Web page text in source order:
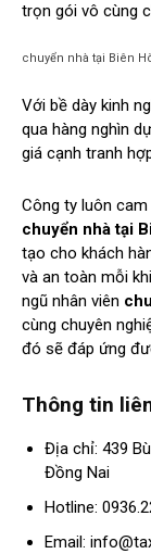
trọn gói vô cùng
chuyển nhà tại Biên
Với bề dày kinh
qua hàng nghìn
giá cạnh tranh
Công ty luôn
chuyển nhà tại
tạo cho khách
và an toàn mỗi
ngũ nhân viên
cùng chuyên
đó sẽ đáp ứng
Thông tin
Địa chỉ: 439
Đồng Nai
Hotline:
Email: